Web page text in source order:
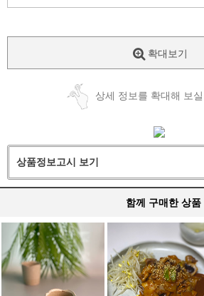
확대보기
상세 정보를 확대해 보
상품정보고시 보기
함께 구매한 상품